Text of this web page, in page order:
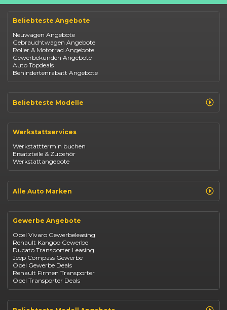
Beliebteste Angebote
Neuwagen Angebote
Gebrauchtwagen Angebote
Roller & Motorrad Angebote
Gewerbekunden Angebote
Auto Topdeals
Behindertenrabatt Angebote
Beliebteste Modelle
Opel Corsa
Fiat 500
Dacia Duster
Dacia Sandero
Jeep Compass
Suzuki Vitara
Suzuki Swift
BYD Seal
Mazda CX-30
Citroen C4
Werkstattservices
Werkstatttermin buchen
Ersatzteile & Zubehör
Werkstattangebote
Alle Auto Marken
Opel
Fiat
Jeep
Suzuki
BYD
Kia
Mazda
Citroën
Abarth
Fiat Professional
Gewerbe Angebote
Opel Vivaro Gewerbeleasing
Renault Kangoo Gewerbe
Ducato Transporter Leasing
Jeep Compass Gewerbe
Opel Gewerbe Deals
Renault Firmen Transporter
Opel Transporter Deals